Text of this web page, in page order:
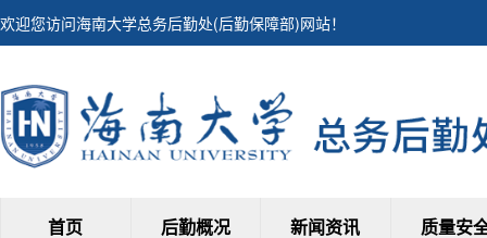
欢迎您访问海南大学总务后勤处(后勤保障部)网站！
首页 后勤概况 新闻资讯 质量安